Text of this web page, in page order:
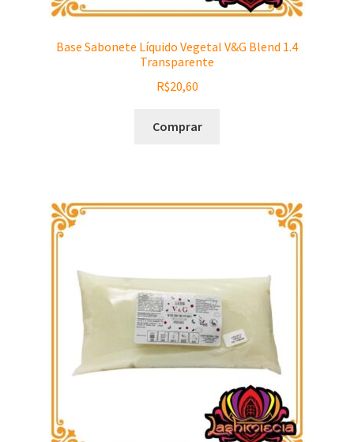
Base Sabonete Líquido Vegetal V&G Blend 1.4
Transparente
R$20,60
Comprar